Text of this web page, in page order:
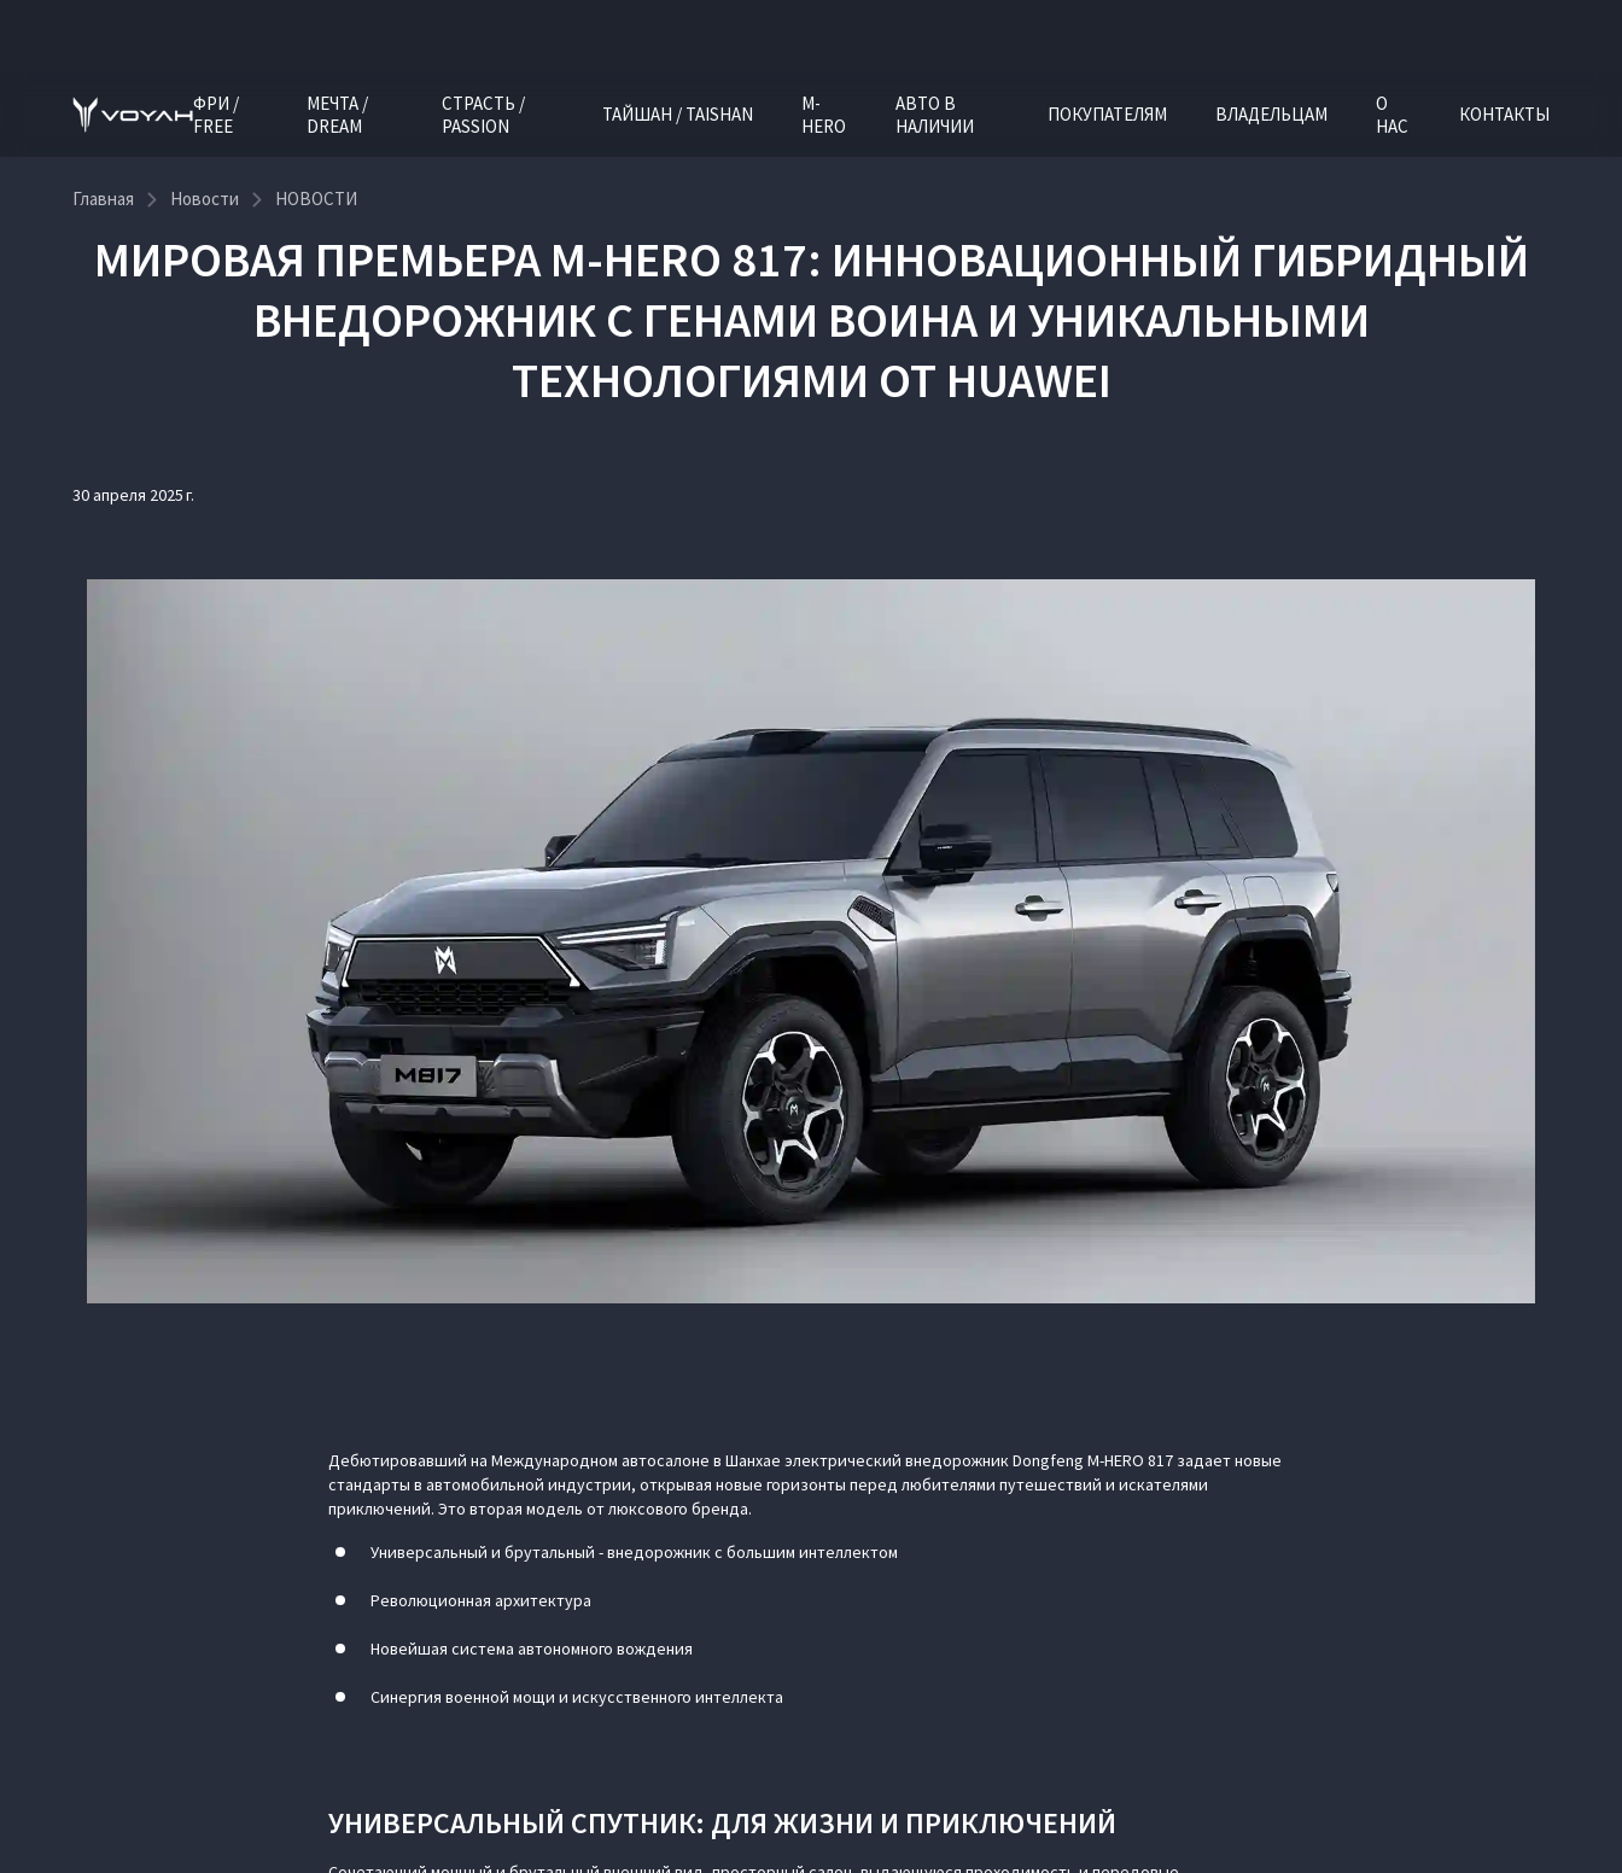
ФРИ /
FREE
МЕЧТА /
DREAM
СТРАСТЬ /
PASSION
ТАЙШАН / TAISHAN
M-
HERO
АВТО В
НАЛИЧИИ
ПОКУПАТЕЛЯМ ВЛАДЕЛЬЦАМ
О
НАС
КОНТАКТЫ
Главная Новости НОВОСТИ
МИРОВАЯ ПРЕМЬЕРА M‑HERO 817: ИННОВАЦИОННЫЙ ГИБРИДНЫЙ
ВНЕДОРОЖНИК С ГЕНАМИ ВОИНА И УНИКАЛЬНЫМИ
ТЕХНОЛОГИЯМИ ОТ HUAWEI
30 апреля 2025 г.
Дебютировавший на Международном автосалоне в Шанхае электрический внедорожник Dongfeng M‑HERO 817 задает новые
стандарты в автомобильной индустрии, открывая новые горизонты перед любителями путешествий и искателями
приключений. Это вторая модель от люксового бренда.
Универсальный и брутальный - внедорожник с большим интеллектом
Революционная архитектура
Новейшая система автономного вождения
Синергия военной мощи и искусственного интеллекта
УНИВЕРСАЛЬНЫЙ СПУТНИК: ДЛЯ ЖИЗНИ И ПРИКЛЮЧЕНИЙ